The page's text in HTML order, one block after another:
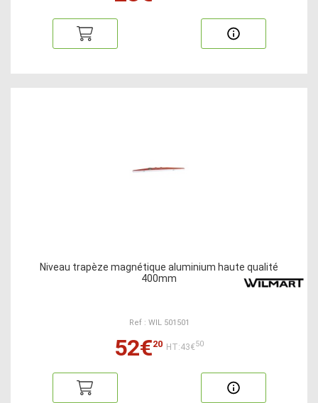
Niveau trapèze magnétique aluminium haute qualité
400mm
Ref : WIL 501501
52€20 HT:43€50